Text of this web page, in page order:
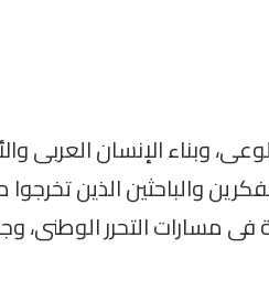
وبناء الإنسان العربى
والباحثين الذين تخرجوا
فى مسارات التحرر الوطنى،